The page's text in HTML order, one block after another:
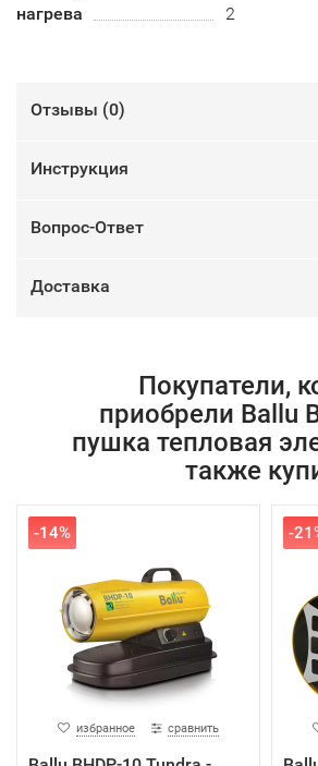
нагрева
2
Отзывы (0)
Инструкция
Вопрос-Ответ
Доставка
Покупатели,
приобрели Ballu
пушка тепловая
также
-14%
избранное сравнить
-